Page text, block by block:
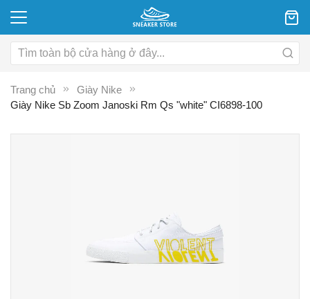
Trang chủ
Giày Nike
Giày Nike Sb Zoom Janoski Rm Qs "white" CI6898-100